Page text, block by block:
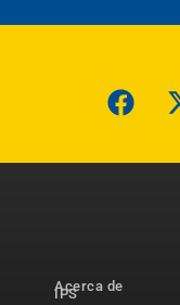
Acerca de
IPS